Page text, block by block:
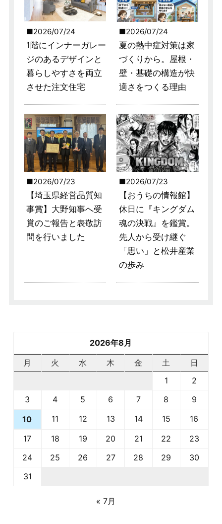
2026/07/24
1階にインナーガレー
ジのあるデザインと
暮らしやすさを両立
させた注文住宅
2026/07/24
夏の熱中症対策は家
づくりから。屋根・
壁・基礎の構造が快
適さをつくる理由
2026/07/23
【埼玉県経営品質知
事賞】大野知事へ受
賞のご報告と表敬訪
問を行いました
2026/07/23
【おうちの情報館】
休日に『キングダム
魂の決戦』を鑑賞。
先人から受け継ぐ
「思い」と松井産業
の歩み
2026年8月
月
火 水 木 金 土
日
1
2
3
4 5 6 7 8
9
10
11 12 13 14 15
16
17
18 19 20 21 22
23
24
25 26 27 28 29
30
31
« 7月